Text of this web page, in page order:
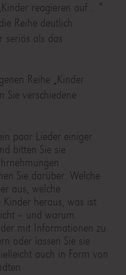
reagieren auf …“
Reihe deutlich
seriös als das
Reihe „Kinder
Sie verschiedene
paar Lieder einiger
bitten Sie sie
Sie darüber: Welche
aus, welche
heraus, was ist
– und warum.
mit Informationen zu
oder lassen Sie sie
auch in Form von